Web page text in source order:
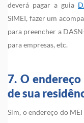
deverá pagar a guia
SIMEI, fazer um
para preencher a
para empresas, etc.
7. O
de sua
Sim, o endereço do